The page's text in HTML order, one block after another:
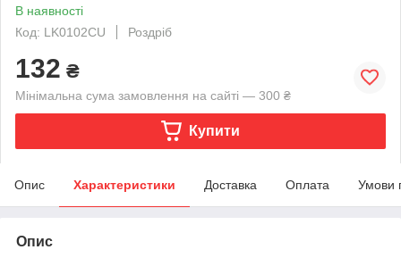
В наявності
Код: LK0102CU
Роздріб
132 ₴
Мінімальна сума замовлення на сайті — 300 ₴
Купити
Опис Характеристики Доставка Оплата Умови
Опис